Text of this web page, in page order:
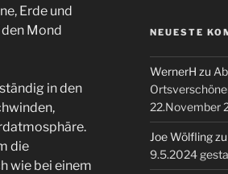
Erde und
Mond
in den
die
wie bei einem
NEUESTE
WernerH zu
22.November
Joe Wölflingzu
9.5.2024